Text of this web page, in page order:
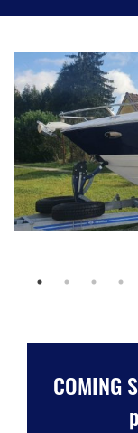
COMING